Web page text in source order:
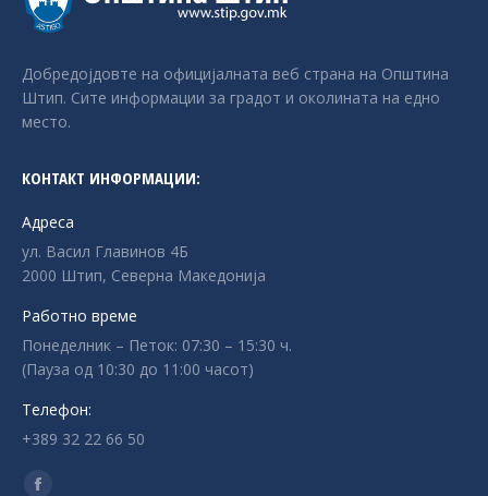
Добредојдовте на официјалната веб страна на Општина
Штип. Сите информации за градот и околината на едно
место.
КОНТАКТ ИНФОРМАЦИИ:
Адреса
ул. Васил Главинов 4Б
2000 Штип, Северна Македонија
Работно време
Понеделник – Петок: 07:30 – 15:30 ч.
(Пауза од 10:30 до 11:00 часот)
Телефон:
+389 32 22 66 50
Find us on: